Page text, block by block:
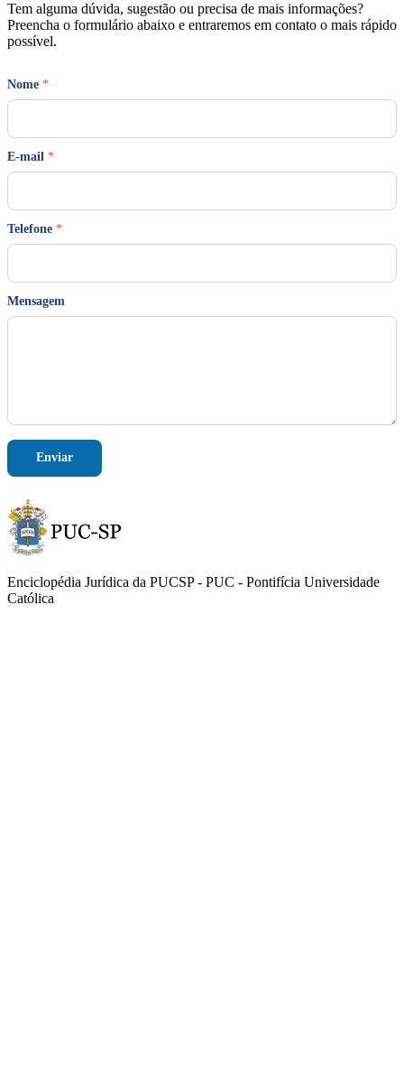
Tem alguma dúvida, sugestão ou precisa de mais informações?
Preencha o formulário abaixo e entraremos em contato o mais rápido
possível.
Nome *
E-mail *
Telefone *
N
i
N
m
Mensagem
Enviar
Enciclopédia Jurídica da PUCSP - PUC - Pontifícia Universidade
Católica